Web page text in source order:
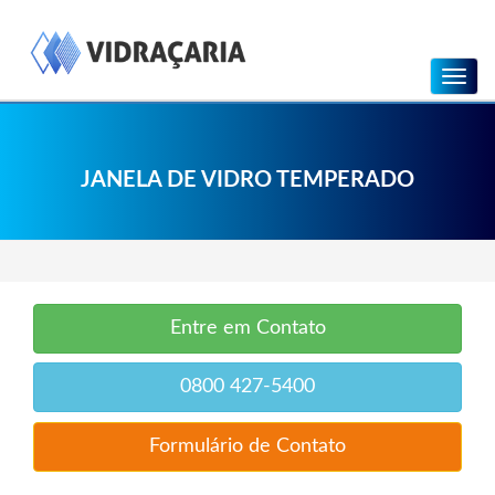
JANELA DE VIDRO TEMPERADO
Menu
Entre em Contato
0800 427-5400
Formulário de Contato